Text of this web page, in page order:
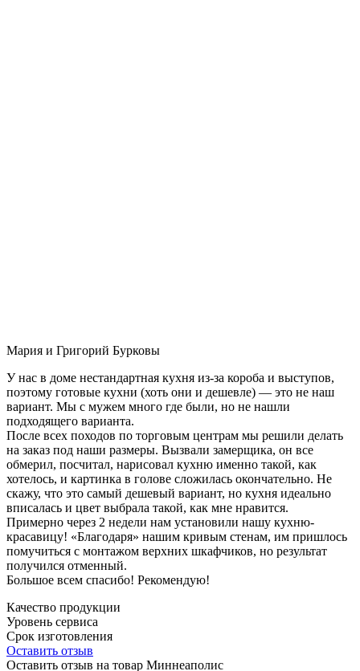
Мария и Григорий Бурковы
У нас в доме нестандартная кухня из-за короба и выступов,
поэтому готовые кухни (хоть они и дешевле) — это не наш
вариант. Мы с мужем много где были, но не нашли
подходящего варианта.
После всех походов по торговым центрам мы решили делать
на заказ под наши размеры. Вызвали замерщика, он все
обмерил, посчитал, нарисовал кухню именно такой, как
хотелось, и картинка в голове сложилась окончательно. Не
скажу, что это самый дешевый вариант, но кухня идеально
вписалась и цвет выбрала такой, как мне нравится.
Примерно через 2 недели нам установили нашу кухню-
красавицу! «Благодаря» нашим кривым стенам, им пришлось
помучиться с монтажом верхних шкафчиков, но результат
получился отменный.
Большое всем спасибо! Рекомендую!
Качество продукции
Уровень сервиса
Срок изготовления
Оставить отзыв
Оставить отзыв на товар Миннеаполис